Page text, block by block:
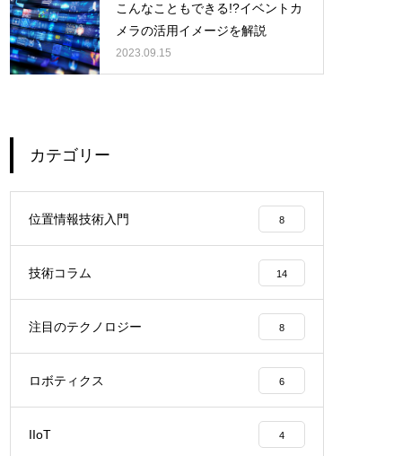
こんなこともできる!?イベントカ
メラの活用イメージを解説
2023.09.15
カテゴリー
位置情報技術入門 8
技術コラム 14
注目のテクノロジー 8
ロボティクス 6
IIoT 4